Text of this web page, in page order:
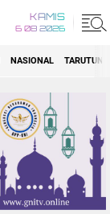
KAMIS
6 08 2026
NASIONAL TARUTUNG